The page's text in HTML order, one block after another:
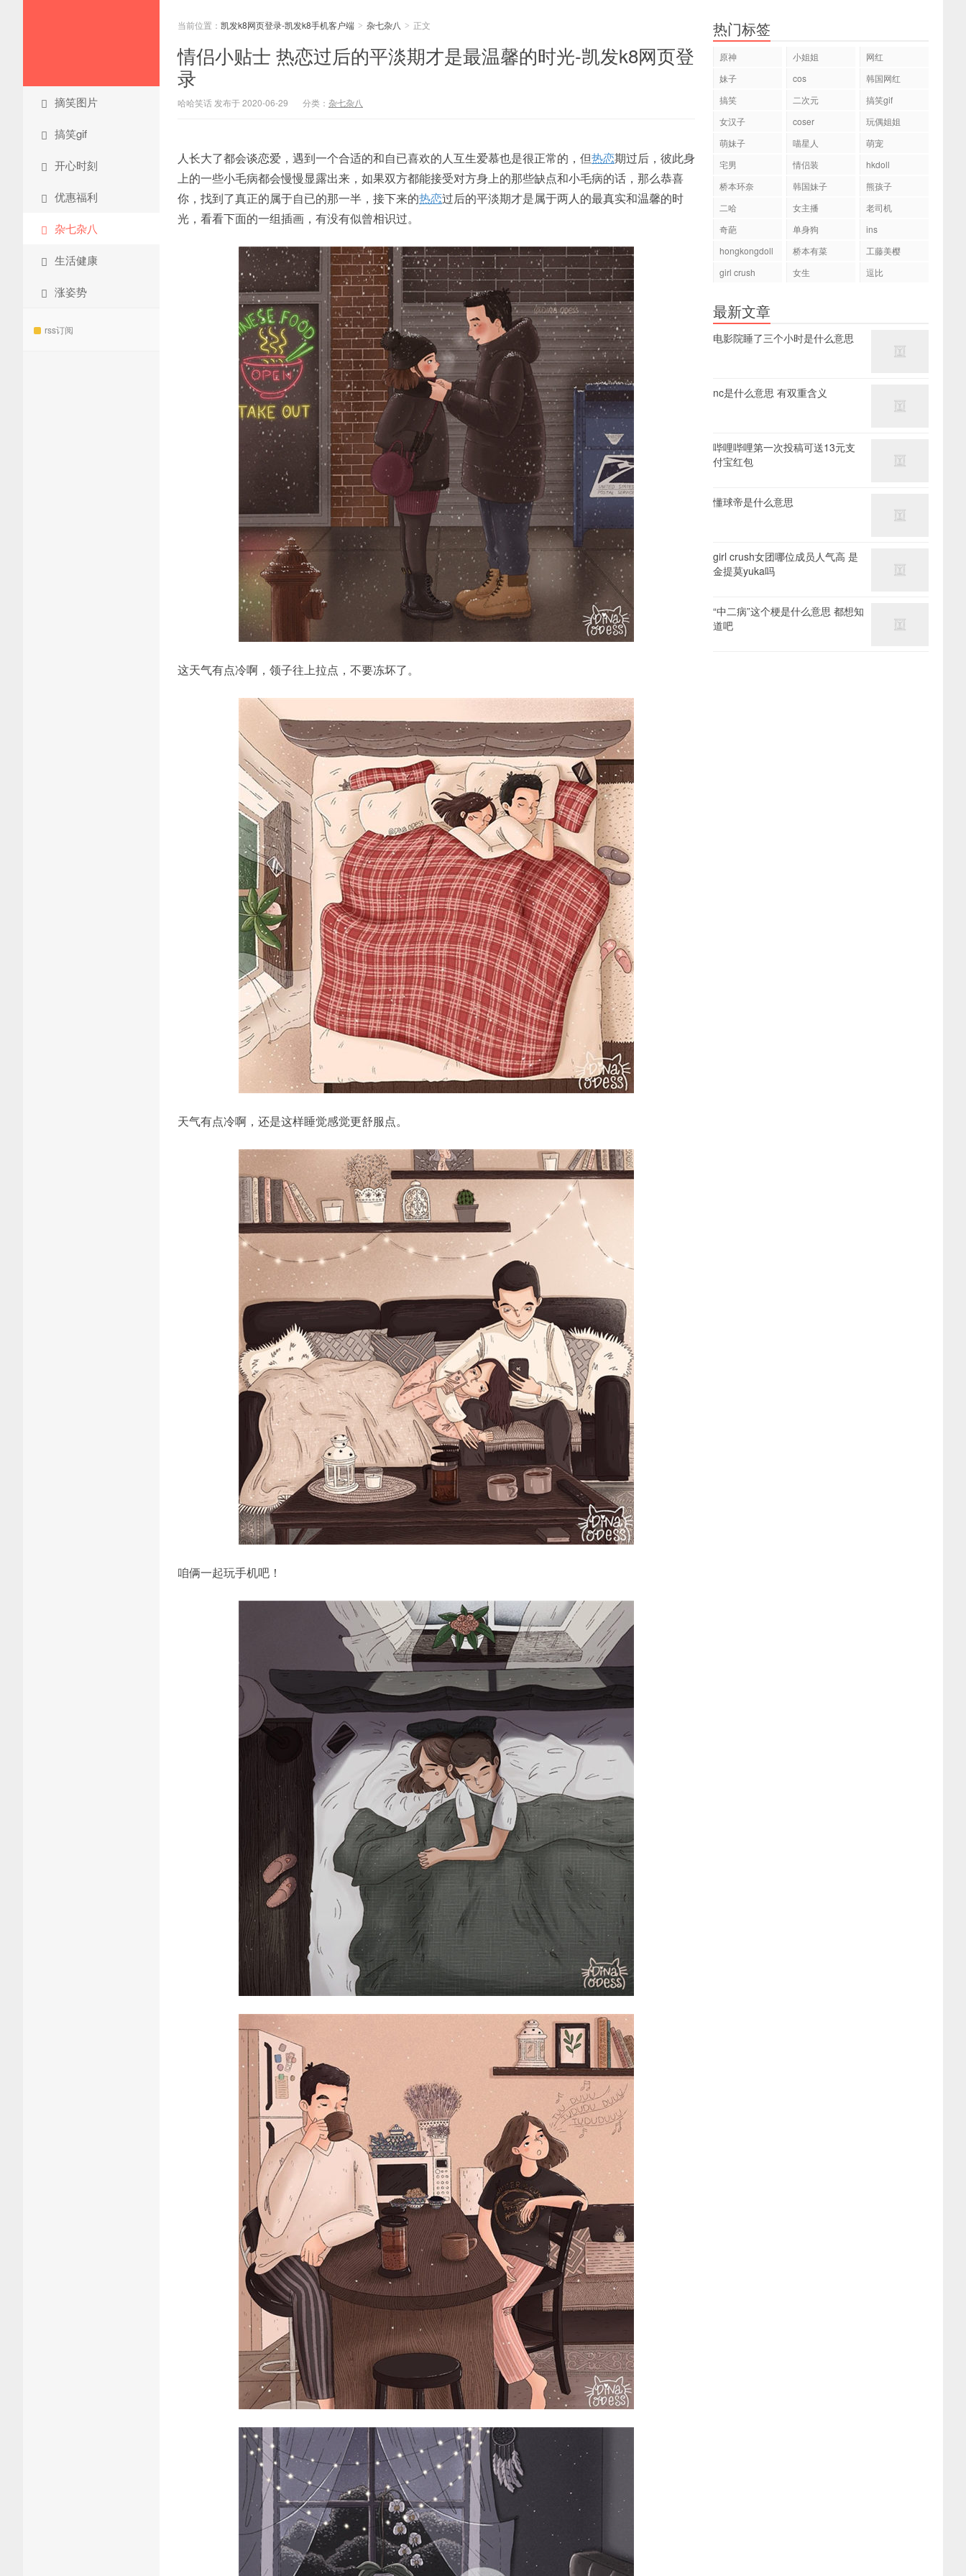
摘笑图片
搞笑gif
开心时刻
优惠福利
杂七杂八
生活健康
涨姿势
rss订阅
当前位置： 凯发k8网页登录-凯发k8手机客户端 > 杂七杂八 > 正文
情侣小贴士 热恋过后的平淡期才是最温馨的时光-凯发k8网页登
录
哈哈笑话 发布于 2020-06-29 分类： 杂七杂八
人长大了都会谈恋爱，遇到一个合适的和自已喜欢的人互生爱慕也是很正常的，但热恋期过后，彼此身
上的一些小毛病都会慢慢显露出来，如果双方都能接受对方身上的那些缺点和小毛病的话，那么恭喜
你，找到了真正的属于自已的那一半，接下来的热恋过后的平淡期才是属于两人的最真实和温馨的时
光，看看下面的一组插画，有没有似曾相识过。
这天气有点冷啊，领子往上拉点，不要冻坏了。
天气有点冷啊，还是这样睡觉感觉更舒服点。
咱俩一起玩手机吧！
热门标签
原神 小姐姐
网红
妹子
cos
韩国网红
搞笑
二次元
搞笑gif
女汉子
coser
玩偶姐姐
萌妹子
喵星人
萌宠
宅男
情侣装
hkdoll
桥本环奈
韩国妹子
熊孩子
二哈
女主播
老司机
奇葩
单身狗
ins
hongkongdoll
桥本有菜
工藤美樱
girl crush
女生 逗比
最新文章
电影院睡了三个小时是什么意思
nc是什么意思 有双重含义
哔哩哔哩第一次投稿可送13元支
付宝红包
懂球帝是什么意思
girl crush女团哪位成员人气高 是
金提莫yuka吗
“中二病”这个梗是什么意思 都想知
道吧